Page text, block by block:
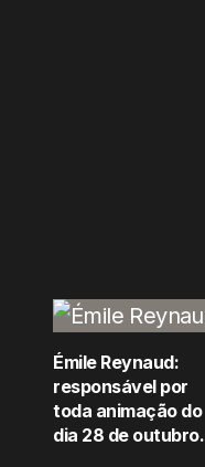
Émile Reynaud:
responsável por
toda animação do
dia 28 de outubro.